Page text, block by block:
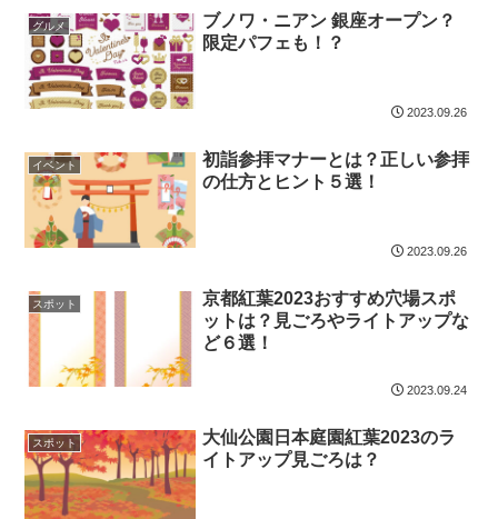
グルメ
ブノワ・ニアン 銀座オープン？
限定パフェも！？
2023.09.26
イベント
初詣参拝マナーとは？正しい参拝
の仕方とヒント５選！
2023.09.26
スポット
京都紅葉2023おすすめ穴場スポ
ットは？見ごろやライトアップな
ど６選！
2023.09.24
スポット
大仙公園日本庭園紅葉2023のラ
イトアップ見ごろは？